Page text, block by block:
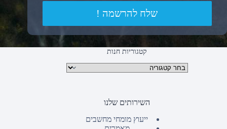
שלח להרשמה !
קטגוריות חנות
קטגוריות מוצרים
השירותים שלנו
ייעוץ מומחי מחשבים